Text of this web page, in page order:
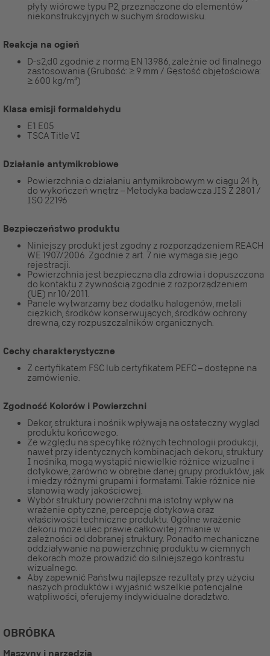
płyty wiórowe typu P2, przeznaczone do elementów
niekonstrukcyjnych w suchym środowisku.
Reakcja na ogień
D-s2,d0 zgodnie z normą EN 13986, zależnie od finalnego
zastosowania (Grubość: ≥ 9 mm / Gęstość objętościowa:
≥ 600 kg/m³)
Klasa emisji formaldehydu
E1 E05
TSCA Title VI
Działanie antymikrobiowe
Powierzchnia o działaniu antymikrobowym w ciągu 24 h,
do wykończeń wnętrz – Metodyka badawcza JIS Z 2801 /
ISO 22196
Bezpieczeństwo produktu
Niniejszy produkt jest zgodny z rozporządzeniem REACH
WE 1907/2006. Zgodnie z art. 7 nie wymaga się jego
rejestracji.
Powierzchnia jest bezpieczna dla zdrowia i dopuszczona
do kontaktu z żywnością zgodnie z rozporządzeniem
(UE) nr 10/2011.
Panele wytwarzamy bez dodatku halogenów, metali
ciężkich, środków konserwujących, środków ochrony
drewna, czy rozpuszczalników organicznych.
Cechy charakterystyczne
Z certyfikatem FSC lub certyfikatem PEFC – dostępne na
zamówienie.
Zgodność Kolorów i Powierzchni
Dekor, struktura i nośnik wpływają na ostateczny wygląd
produktu końcowego.
Ze względu na specyfikę różnych technologii produkcji,
nawet przy identycznych kombinacjach dekoru, struktury
I nośnika, mogą wystąpić niewielkie różnice wizualne i
dotykowe, zarówno w obrębie danej grupy produktów, jak
i między różnymi grupami i formatami. Takie różnice nie
stanowią wady jakościowej.
Wybór struktury powierzchni ma istotny wpływ na
wrażenie optyczne, percepcję dotykową oraz
właściwości techniczne produktu. Ogólne wrażenie
dekoru może ulec prawie całkowitej zmianie w
zależności od dobranej struktury. Ponadto mechaniczne
oddziaływanie na powierzchnię produktu w ciemnych
dekorach może prowadzić do silniejszego kontrastu
wizualnego.
Aby zapewnić Państwu najlepsze rezultaty przy użyciu
naszych produktów i wyjaśnić wszelkie potencjalne
wątpliwości, oferujemy indywidualne doradztwo.
OBRÓBKA
Maszyny i narzędzia